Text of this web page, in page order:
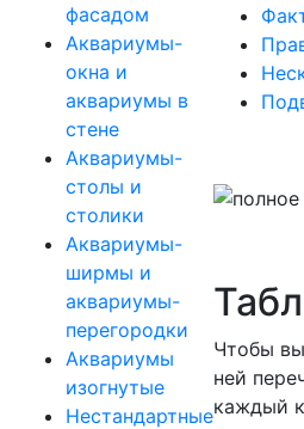
фасадом
Аквариумы-
окна и
аквариумы в
стене
Аквариумы-
столы и
столики
Аквариумы-
ширмы и
аквариумы-
перегородки
Аквариумы
изогнутые
Нестандартные
Чтобы
ней
каждый